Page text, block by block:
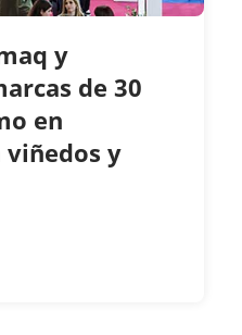
y
de 30
en
y